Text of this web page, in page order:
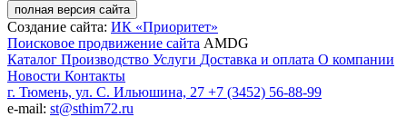
полная версия сайта
Создание сайта: ИК «Приоритет»
Поисковое продвижение сайта AMDG
Каталог Производство Услуги Доставка и оплата О компании
Новости Контакты
г. Тюмень, ул. С. Ильюшина, 27 +7 (3452) 56-88-99
e-mail: st@sthim72.ru